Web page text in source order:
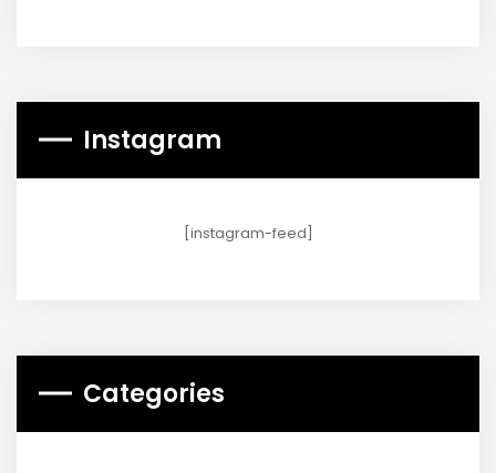
Instagram
[instagram-feed]
Categories